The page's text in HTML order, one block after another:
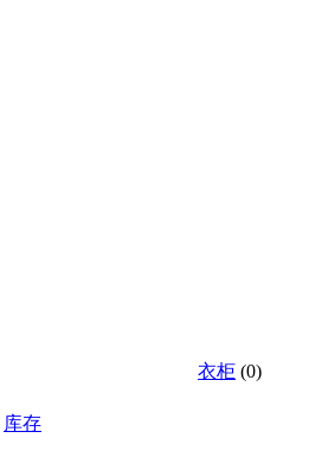
衣柜 (0)
库存